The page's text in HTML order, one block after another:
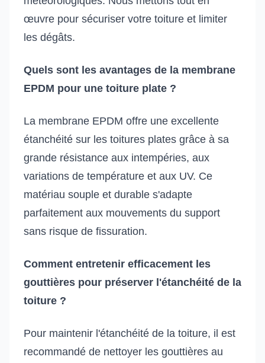
œuvre pour sécuriser votre toiture et limiter
les dégâts.
Quels sont les avantages de la membrane
EPDM pour une toiture plate ?
La membrane EPDM offre une excellente
étanchéité sur les toitures plates grâce à sa
grande résistance aux intempéries, aux
variations de température et aux UV. Ce
matériau souple et durable s'adapte
parfaitement aux mouvements du support
sans risque de fissuration.
Comment entretenir efficacement les
gouttières pour préserver l'étanchéité de la
toiture ?
Pour maintenir l'étanchéité de la toiture, il est
recommandé de nettoyer les gouttières au